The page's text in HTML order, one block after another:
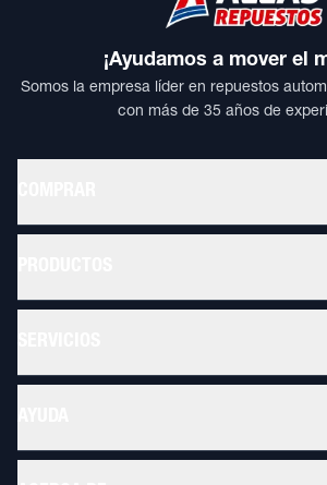
¡Ayudamos a mover el
Somos la empresa líder en repuestos
con más de 35 años de